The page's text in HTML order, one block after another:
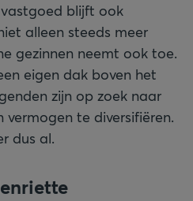
blijft ook
alleen steeds meer
gezinnen neemt ook toe.
eigen dak boven het
zijn op zoek naar
te diversifiëren.
dus al.